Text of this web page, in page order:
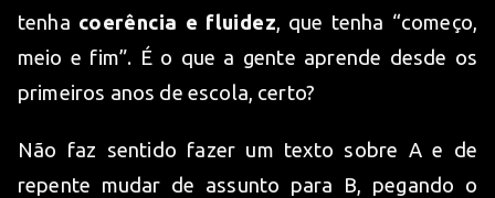
tenha coerência e fluidez, que tenha “começo,
meio e fim”. É o que a gente aprende desde os
primeiros anos de escola, certo?
Não faz sentido fazer um texto sobre A e de
repente mudar de assunto para B, pegando o